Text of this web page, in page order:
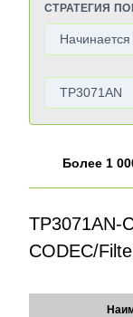
СТРАТЕГИЯ
Более 1
TP3071AN-
CODEC/